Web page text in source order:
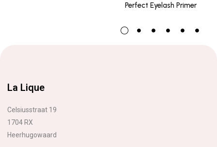
Perfect Eyelash Primer
La Lique
Celsiusstraat 19
1704 RX
Heerhugowaard